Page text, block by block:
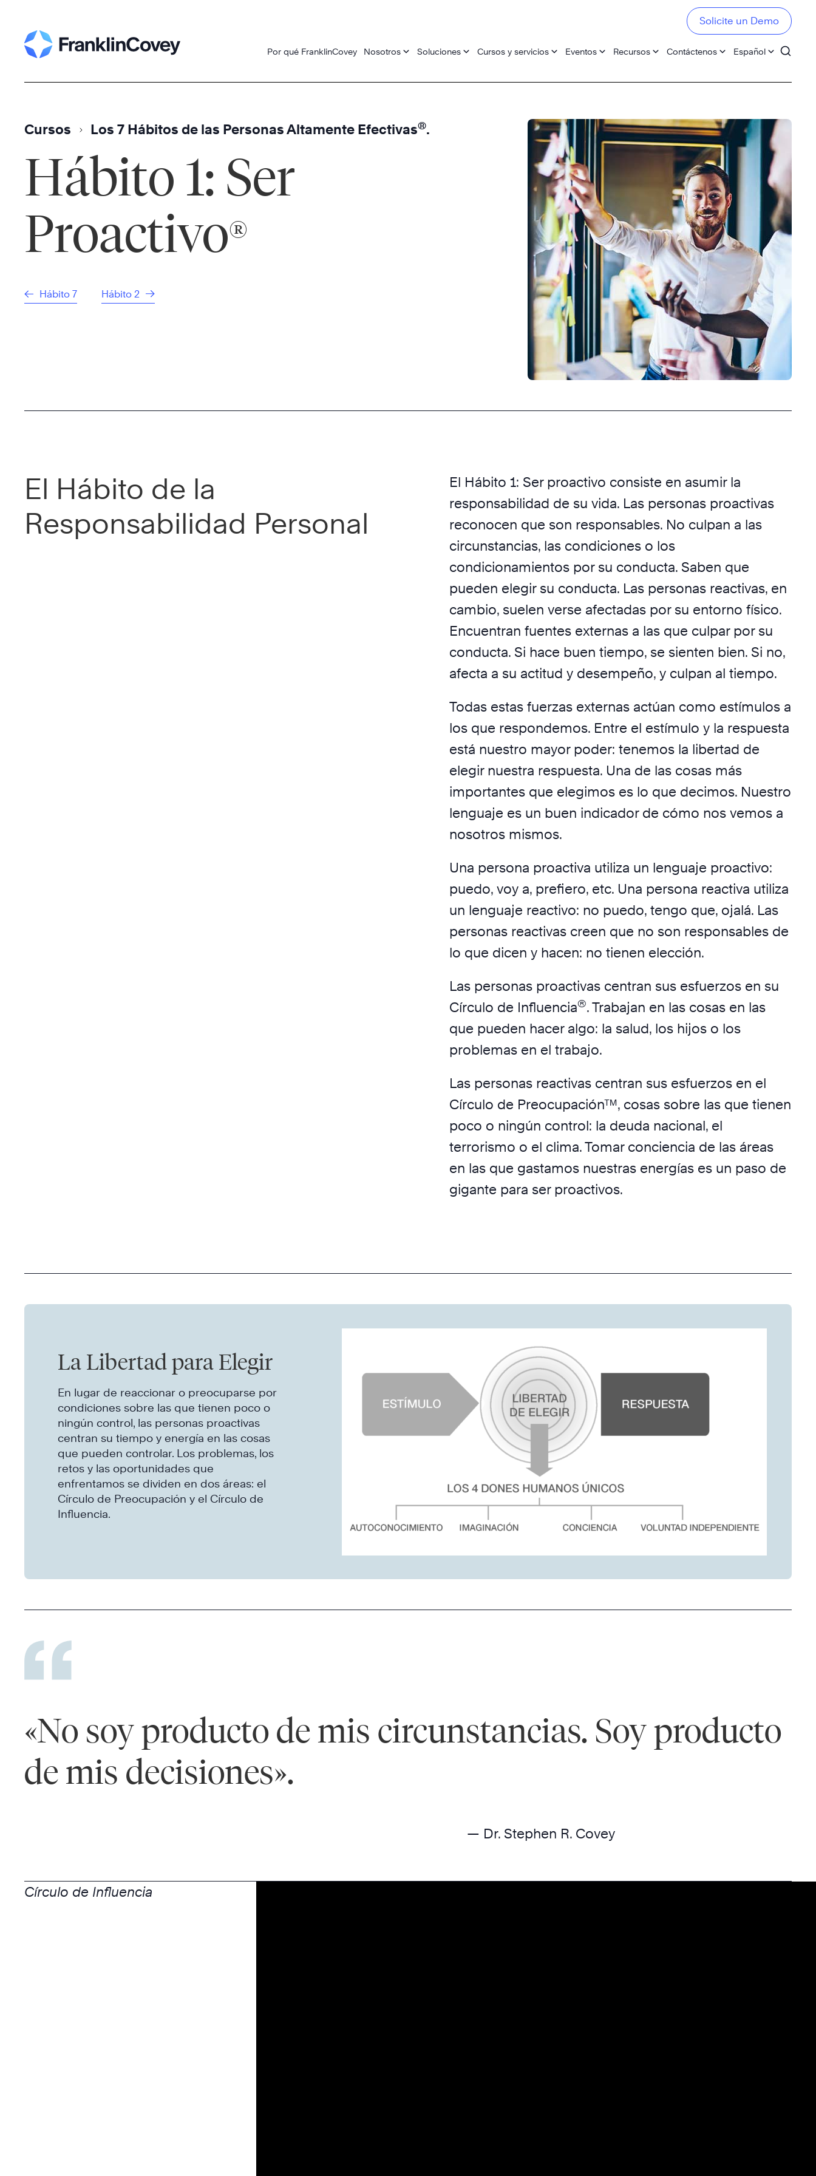
to
content
Por qué FranklinCovey Nosotros Soluciones Cursos y servicios Eventos Recursos Contáctenos Español
Solicite un Demo
Cursos Los 7 Hábitos de las Personas Altamente Efectivas®.
Hábito 1: Ser
Proactivo®
Hábito 7 Hábito 2
El Hábito de la
Responsabilidad Personal
El Hábito 1: Ser proactivo consiste en asumir la
responsabilidad de su vida. Las personas proactivas
reconocen que son responsables. No culpan a las
circunstancias, las condiciones o los
condicionamientos por su conducta. Saben que
pueden elegir su conducta. Las personas reactivas, en
cambio, suelen verse afectadas por su entorno físico.
Encuentran fuentes externas a las que culpar por su
conducta. Si hace buen tiempo, se sienten bien. Si no,
afecta a su actitud y desempeño, y culpan al tiempo.
Todas estas fuerzas externas actúan como estímulos a
los que respondemos. Entre el estímulo y la respuesta
está nuestro mayor poder: tenemos la libertad de
elegir nuestra respuesta. Una de las cosas más
importantes que elegimos es lo que decimos. Nuestro
lenguaje es un buen indicador de cómo nos vemos a
nosotros mismos.
Una persona proactiva utiliza un lenguaje proactivo:
puedo, voy a, prefiero, etc. Una persona reactiva utiliza
un lenguaje reactivo: no puedo, tengo que, ojalá. Las
personas reactivas creen que no son responsables de
lo que dicen y hacen: no tienen elección.
Las personas proactivas centran sus esfuerzos en su
Círculo de Influencia®. Trabajan en las cosas en las
que pueden hacer algo: la salud, los hijos o los
problemas en el trabajo.
Las personas reactivas centran sus esfuerzos en el
Círculo de Preocupación™, cosas sobre las que tienen
poco o ningún control: la deuda nacional, el
terrorismo o el clima. Tomar conciencia de las áreas
en las que gastamos nuestras energías es un paso de
gigante para ser proactivos.
La Libertad para Elegir
En lugar de reaccionar o preocuparse por
condiciones sobre las que tienen poco o
ningún control, las personas proactivas
centran su tiempo y energía en las cosas
que pueden controlar. Los problemas, los
retos y las oportunidades que
enfrentamos se dividen en dos áreas: el
Círculo de Preocupación y el Círculo de
Influencia.
«No soy producto de mis circunstancias. Soy producto
de mis decisiones».
— Dr. Stephen R. Covey
Círculo de Influencia